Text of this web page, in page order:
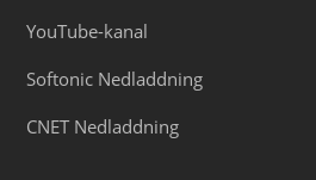
YouTube-kanal
Softonic Nedladdning
CNET Nedladdning